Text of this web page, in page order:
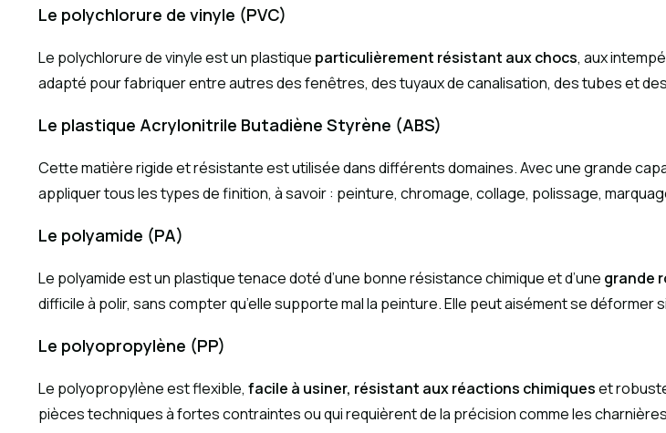
Le polychlorure de vinyle (PVC)
Le polychlorure de vinyle est un plastique particulièrement résistant aux chocs, aux
adapté pour fabriquer entre autres des fenêtres, des tuyaux de canalisation, des tubes et
Le plastique Acrylonitrile Butadiène Styrène (ABS)
Cette matière rigide et résistante est utilisée dans différents domaines. Avec une grande
appliquer tous les types de finition, à savoir : peinture, chromage, collage, polissage,
Le polyamide (PA)
Le polyamide est un plastique tenace doté d’une bonne résistance chimique et d’une grande
difficile à polir, sans compter qu’elle supporte mal la peinture. Elle peut aisément se déformer
Le polyopropylène (PP)
Le polyopropylène est flexible, facile à usiner, résistant aux réactions chimiqueset
pièces techniques à fortes contraintes ou qui requièrent de la précision comme les